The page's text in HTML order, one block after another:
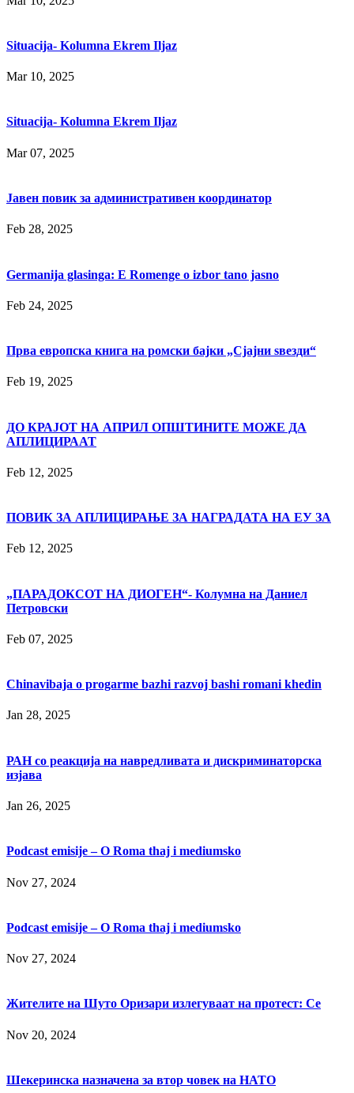
Situacija- Kolumna Ekrem Iljaz
Mar 10, 2025
Situacija- Kolumna Ekrem Iljaz
Mar 07, 2025
Јавен повик за административен координатор
Feb 28, 2025
Germanija glasinga: E Romenge o izbor tano jasno
Feb 24, 2025
Прва европска книга на ромски бајки „Сјајни ѕвезди“
Feb 19, 2025
ДО КРАЈОТ НА АПРИЛ ОПШТИНИТЕ МОЖЕ ДА
АПЛИЦИРААТ
Feb 12, 2025
ПОВИК ЗА АПЛИЦИРАЊЕ ЗА НАГРАДАТА НА ЕУ ЗА
Feb 12, 2025
„ПАРАДОКСОТ НА ДИОГЕН“- Колумна на Даниел
Петровски
Feb 07, 2025
Chinavibaja o progarme bazhi razvoj bashi romani khedin
Jan 28, 2025
РАН со реакција на навредливата и дискриминаторска
изјава
Jan 26, 2025
Podcast emisije – O Roma thaj i mediumsko
Nov 27, 2024
Podcast emisije – O Roma thaj i mediumsko
Nov 27, 2024
Жителите на Шуто Оризари излегуваат на протест: Се
Nov 20, 2024
Шекеринска назначена за втор човек на НАТО